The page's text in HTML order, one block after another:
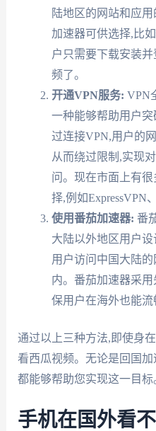
陆地区的网站和应
加速器可供选择,比
户只需要下载安装
频了。
开通VPN服务: VPN
一种能够帮助用户
过连接VPN,用户的
从而绕过限制,实现
问。现在市面上有
择,例如ExpressVPN
使用番茄加速器: 番
大陆以外地区用户
用户访问中国大陆
内。番茄加速器采
保用户在海外也能流
通过以上三种方法,即使身
看西瓜视频。无论是回国
都能够帮助您实现这一目标
手机在国外看